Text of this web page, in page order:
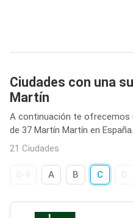
Ciudades con una
Martín
A continuación te ofrecemos
de 37 Martín Martín en España.
21 Ciudades
A B C